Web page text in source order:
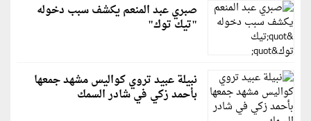
صبري عبد المنعم يكشف سبب دخوله
"تيك توك"
نبيلة عبيد تروي كواليس مشهد جمعها
بأحمد زكي في شادر السمك